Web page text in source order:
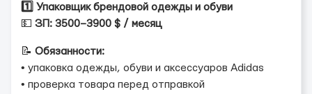
1️⃣ Упаковщик брендовой одежды и обуви
💵 ЗП: 3500–3900 $ / месяц
📝 Обязанности:
• упаковка одежды, обуви и аксессуаров Adidas
• проверка товара перед отправкой